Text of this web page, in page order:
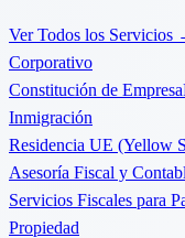
Ver Todos los Servicios
Corporativo
Constitución de Empresa
Inmigración
Residencia UE (Yellow
Asesoría Fiscal y
Servicios Fiscales para
Propiedad